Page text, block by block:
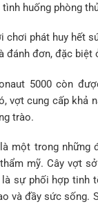
huống phòng
phát huy hết
đánh đơn, đặc biệt
5000 còn
vợt cung cấp
trào.
một trong
mỹ. Cây vợt
sự phối hợp tinh
và đầy sức